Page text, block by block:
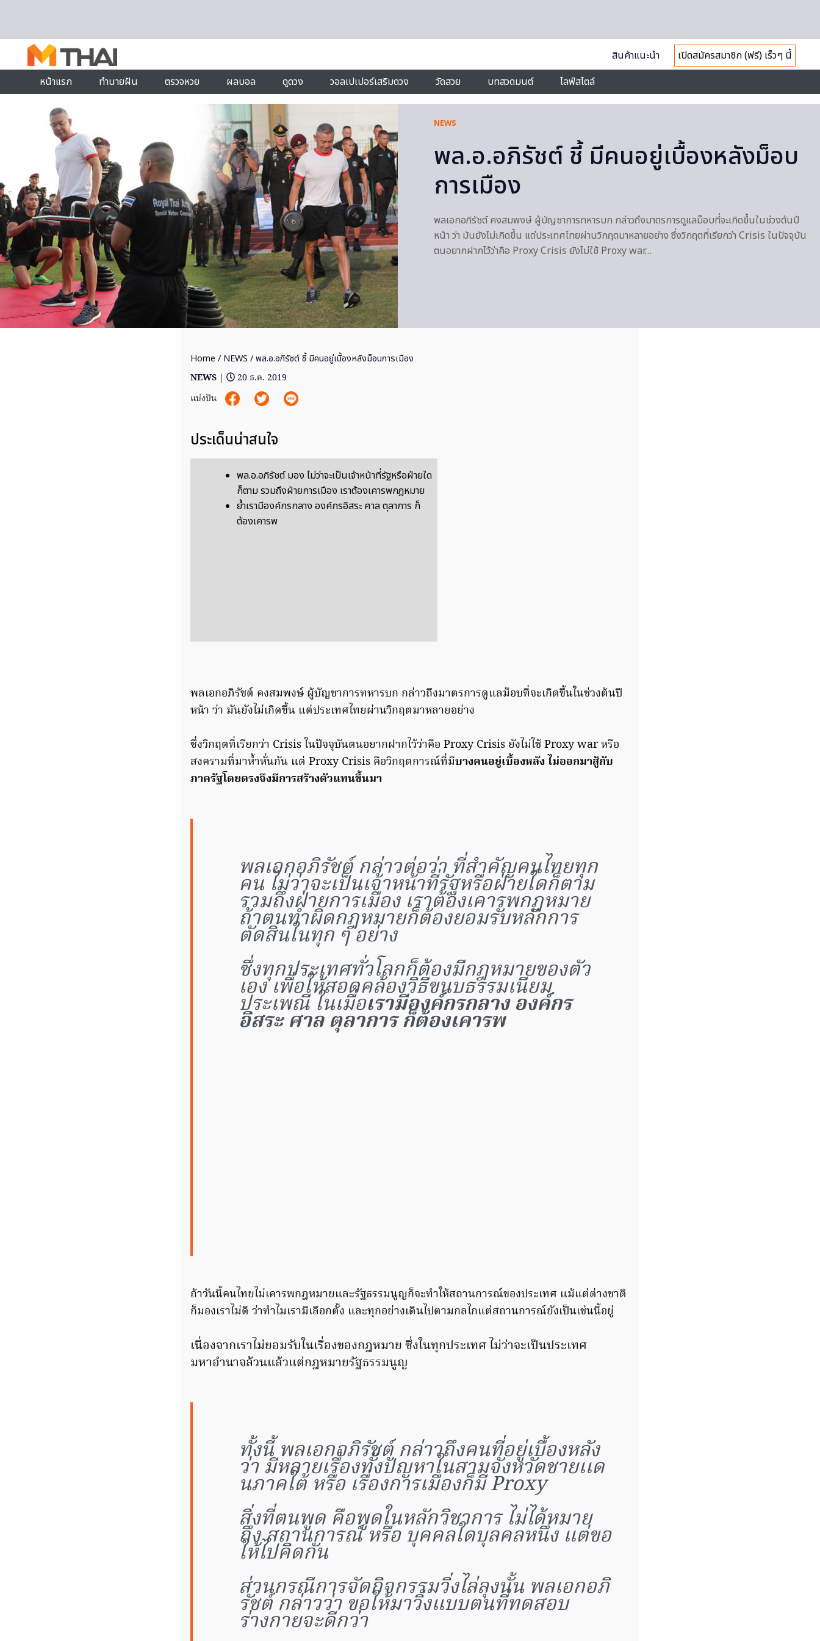
สินค้าแนะนำ
เปิดสมัครสมาชิก (ฟรี) เร็วๆ นี้
หน้าแรก
ทำนายฝัน ตรวจหวย ผลบอล ดูดวง วอลเปเปอร์เสริมดวง วัดสวย บทสวดมนต์ ไลฟ์สไตล์
NEWS
พล.อ.อภิรัชต์ ชี้ มีคนอยู่เบื้องหลังม็อบ
การเมือง
พลเอกอภิรัชต์ คงสมพงษ์ ผู้บัญชาการทหารบก กล่าวถึงมาตรการดูแลม็อบที่จะเกิดขึ้นในช่วงต้นปี
หน้า ว่า มันยังไม่เกิดขึ้น แต่ประเทศไทยผ่านวิกฤตมาหลายอย่าง ซึ่งวิกฤตที่เรียกว่า Crisis ในปัจจุบัน
ตนอยากฝากไว้ว่าคือ Proxy Crisis ยังไม่ใช้ Proxy war…
Home / NEWS / พล.อ.อภิรัชต์ ชี้ มีคนอยู่เบื้องหลังม็อบการเมือง
NEWS |
20 ธ.ค. 2019
แบ่งปัน
ประเด็นน่าสนใจ
พล.อ.อภิรัชต์ มอง ไม่ว่าจะเป็นเจ้าหน้าที่รัฐหรือฝ่ายใด
ก็ตาม รวมถึงฝ่ายการเมือง เราต้องเคารพกฎหมาย
ย้ำเรามีองค์กรกลาง องค์กรอิสระ ศาล ตุลาการ ก็
ต้องเคารพ
พลเอกอภิรัชต์ คงสมพงษ์ ผู้บัญชาการทหารบก กล่าวถึงมาตรการดูแลม็อบที่จะเกิดขึ้นในช่วงต้นปี
หน้า ว่า มันยังไม่เกิดขึ้น แต่ประเทศไทยผ่านวิกฤตมาหลายอย่าง
ซึ่งวิกฤตที่เรียกว่า Crisis ในปัจจุบันตนอยากฝากไว้ว่าคือ Proxy Crisis ยังไม่ใช้ Proxy war หรือ
สงครามที่มาห้ำหั่นกัน แต่ Proxy Crisis คือวิกฤตการณ์ที่มีบางคนอยู่เบื้องหลัง ไม่ออกมาสู้กับ
ภาครัฐโดยตรงจึงมีการสร้างตัวแทนขึ้นมา
พลเอกอภิรัชต์ กล่าวต่อว่า ที่สำคัญคนไทยทุก
คน ไม่ว่าจะเป็นเจ้าหน้าที่รัฐหรือฝ่ายใดก็ตาม
รวมถึงฝ่ายการเมือง เราต้องเคารพกฎหมาย
ถ้าตนทำผิดกฎหมายก็ต้องยอมรับหลักการ
ตัดสินในทุก ๆ อย่าง
ซึ่งทุกประเทศทั่วโลกก็ต้องมีกฎหมายของตัว
เอง เพื่อให้สอดคล้องวิธีขนบธรรมเนียม
ประเพณี ในเมื่อเรามีองค์กรกลาง องค์กร
อิสระ ศาล ตุลาการ ก็ต้องเคารพ
ถ้าวันนี้คนไทยไม่เคารพกฎหมายและรัฐธรรมนูญก็จะทำให้สถานการณ์ของประเทศ แม้แต่ต่างชาติ
ก็มองเราไม่ดี ว่าทำไมเรามีเลือกตั้ง และทุกอย่างเดินไปตามกลไกแต่สถานการณ์ยังเป็นเช่นนี้อยู่
เนื่องจากเราไม่ยอมรับในเรื่องของกฎหมาย ซึ่งในทุกประเทศ ไม่ว่าจะเป็นประเทศ
มหาอำนาจล้วนแล้วแต่กฎหมายรัฐธรรมนูญ
ทั้งนี้ พลเอกอภิรัชต์ กล่าวถึงคนที่อยู่เบื้องหลัง
ว่า มีหลายเรื่องทั้งปัญหาในสามจังหวัดชายเเด
นภาคใต้ หรือ เรื่องการเมืองก็มี Proxy
สิ่งที่ตนพูด คือพูดในหลักวิชาการ ไม่ได้หมาย
ถึง สถานการณ์ หรือ บุคคลใดบุลคลหนึ่ง แต่ขอ
ให้ไปคิดกัน
ส่วนกรณีการจัดกิจกรรมวิ่งไล่ลุงนั้น พลเอกอภิ
รัชต์ กล่าวว่า ขอให้มาวิ่งแบบตนที่ทดสอบ
ร่างกายจะดีกว่า